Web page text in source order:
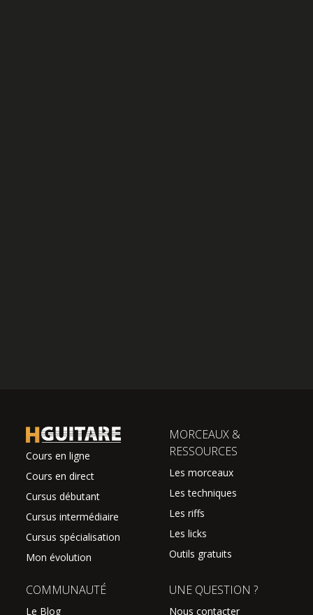
Cours en ligne
Cours en direct
Cursus débutant
Cursus intermédiaire
Cursus spécialisation
Mon évolution
MORCEAUX &
RESSOURCES
Les morceaux
Les techniques
Les riffs
Les licks
Outils gratuits
COMMUNAUTÉ
Le Blog
UNE QUESTION ?
Nous contacter